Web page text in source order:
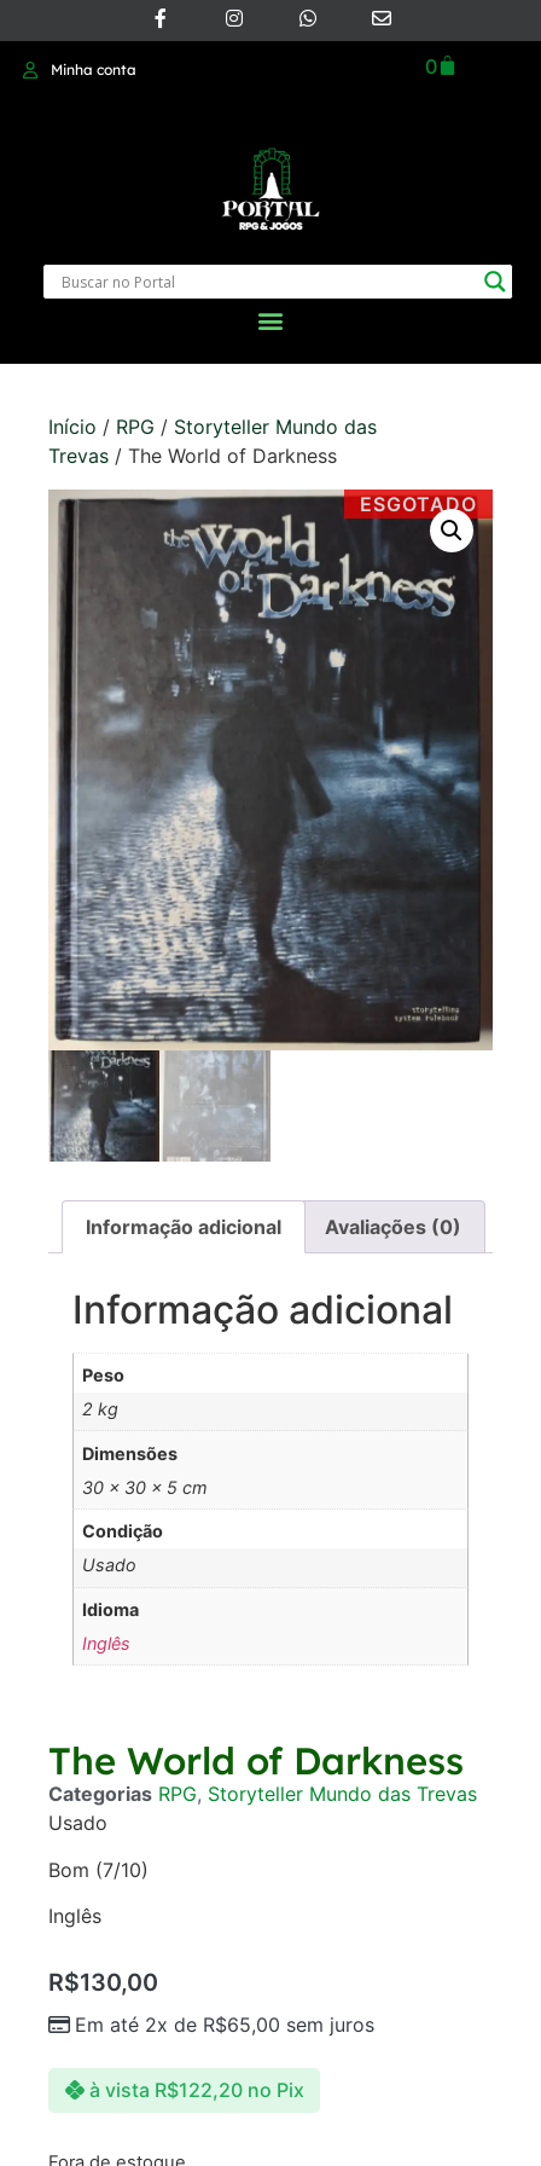
Minha conta 0
Início / RPG / Storyteller Mundo das
Trevas / The World of Darkness
ESGOTADO
Informação adicional Avaliações (0)
Informação adicional
Peso
2 kg
Dimensões
30 × 30 × 5 cm
Condição
Usado
Idioma
Inglês
The World of Darkness
Categorias RPG, Storyteller Mundo das Trevas
Usado
Bom (7/10)
Inglês
R$130,00
Em até 2x de R$65,00 sem juros
à vista R$122,20 no Pix